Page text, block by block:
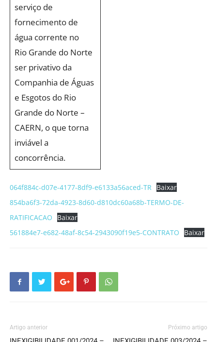
serviço de
fornecimento de
água corrente no
Rio Grande do Norte
ser privativo da
Companhia de Águas
e Esgotos do Rio
Grande do Norte –
CAERN, o que torna
inviável a
concorrência.
064f884c-d07e-4177-8df9-e6133a56aced-TR Baixar
854ba6f3-72da-4923-8d60-d810dc60a68b-TERMO-DE-
RATIFICACAO
Baixar
561884e7-e682-48af-8c54-2943090f19e5-CONTRATO
Baixar
Artigo anterior Próximo artigo